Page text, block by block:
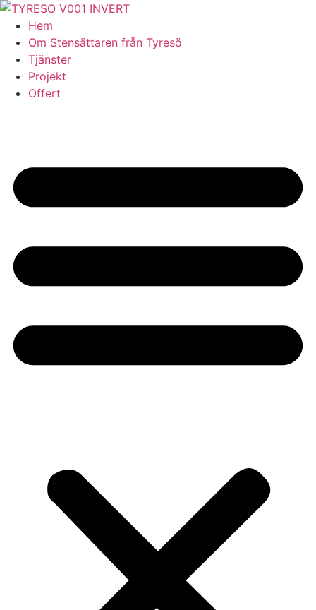
Skip
content
Hem
Om Stensättaren från Tyresö
Tjänster
Projekt
Offert